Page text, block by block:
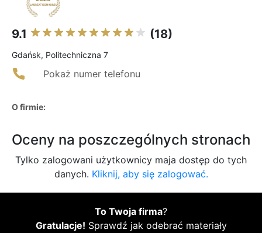
9.1 (18)
Gdańsk, Politechniczna 7
Pokaż numer telefonu
O firmie:
Oceny na poszczególnych stronach
Tylko zalogowani użytkownicy maja dostęp do tych
danych. Kliknij, aby się zalogować.
To Twoja firma?
Gratulacje! Sprawdź jak odebrać materiały